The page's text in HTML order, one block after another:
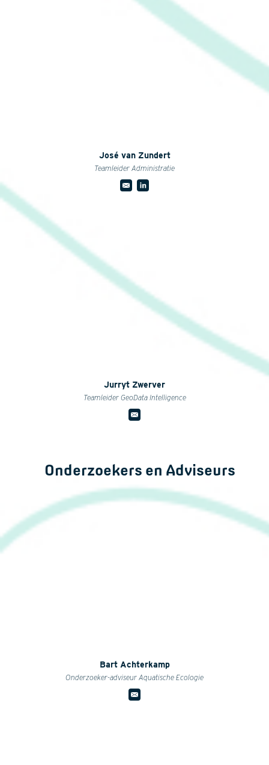
José van Zundert
Teamleider Administratie
Jurryt Zwerver
Teamleider GeoData Intelligence
Onderzoekers en Adviseurs
Bart Achterkamp
Onderzoeker-adviseur Aquatische Ecologie